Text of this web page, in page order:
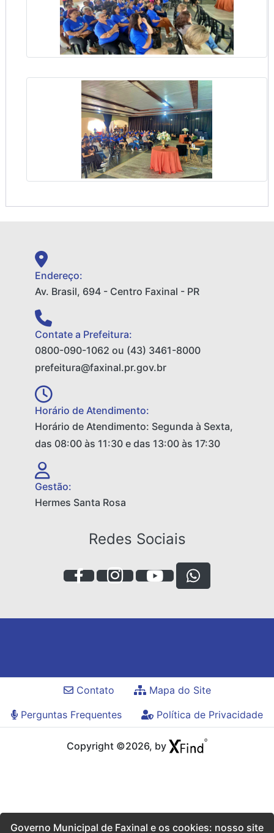
Endereço:
Av. Brasil, 694 - Centro Faxinal - PR
Contate a Prefeitura:
0800-090-1062 ou (43) 3461-8000
prefeitura@faxinal.pr.gov.br
Horário de Atendimento:
Horário de Atendimento: Segunda à Sexta,
das 08:00 às 11:30 e das 13:00 às 17:30
Gestão:
Hermes Santa Rosa
Redes Sociais
Contato
Mapa do Site
Perguntas Frequentes
Política de Privacidade
Copyright ©2026, by
Governo Municipal de Faxinal e os cookies: nosso site